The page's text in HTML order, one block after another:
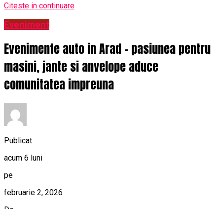
Citeste in continuare
Eveniment
Evenimente auto in Arad – pasiunea pentru
masini, jante si anvelope aduce
comunitatea impreuna
Publicat
acum 6 luni
pe
februarie 2, 2026